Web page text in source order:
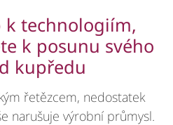
technologiím,
k posunu svého
kupředu
řetězcem, nedostatek
narušuje výrobní průmysl.